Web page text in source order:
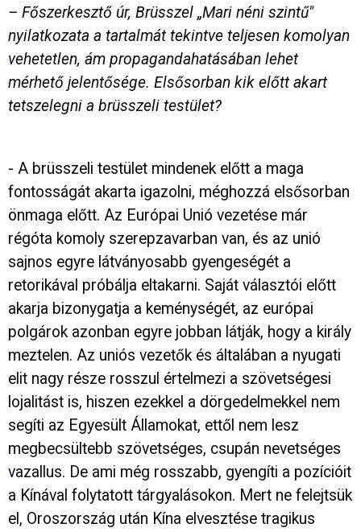
– Főszerkesztő úr, Brüsszel „Mari néni szintű"
nyilatkozata a tartalmát tekintve teljesen komolyan
vehetetlen, ám propagandahatásában lehet
mérhető jelentősége. Elsősorban kik előtt akart
tetszelegni a brüsszeli testület?
- A brüsszeli testület mindenek előtt a maga
fontosságát akarta igazolni, méghozzá elsősorban
önmaga előtt. Az Európai Unió vezetése már
régóta komoly szerepzavarban van, és az unió
sajnos egyre látványosabb gyengeségét a
retorikával próbálja eltakarni. Saját választói előtt
akarja bizonygatja a keménységét, az európai
polgárok azonban egyre jobban látják, hogy a király
meztelen. Az uniós vezetők és általában a nyugati
elit nagy része rosszul értelmezi a szövetségesi
lojalitást is, hiszen ezekkel a dörgedelmekkel nem
segíti az Egyesült Államokat, ettől nem lesz
megbecsültebb szövetséges, csupán nevetséges
vazallus. De ami még rosszabb, gyengíti a pozícióit
a Kínával folytatott tárgyalásokon. Mert ne felejtsük
el, Oroszország után Kína elvesztése tragikus